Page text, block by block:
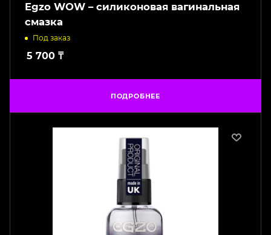
Egzo WOW – силиконовая вагинальная
смазка
Под заказ
5 700 ₸
ПОДРОБНЕЕ